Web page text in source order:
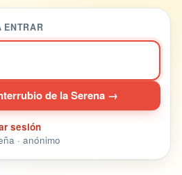
ENTRAR
de la Serena →
sesión
· anónimo